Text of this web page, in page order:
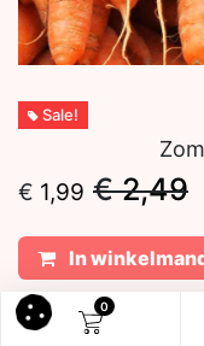
0
Sale!
€ 1,99 €2,49
In